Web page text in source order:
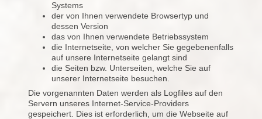
Systems
der von Ihnen verwendete Browsertyp und
dessen Version
das von Ihnen verwendete Betriebssystem
die Internetseite, von welcher Sie gegebenenfalls
auf unsere Internetseite gelangt sind
die Seiten bzw. Unterseiten, welche Sie auf
unserer Internetseite besuchen.
Die vorgenannten Daten werden als Logfiles auf den
Servern unseres Internet-Service-Providers
gespeichert. Dies ist erforderlich, um die Webseite auf